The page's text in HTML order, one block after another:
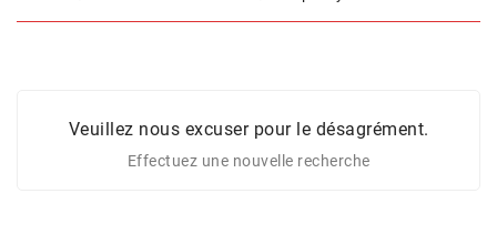
Veuillez nous excuser pour le désagrément.
Effectuez une nouvelle recherche